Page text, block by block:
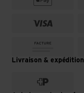
Livraison & expédition